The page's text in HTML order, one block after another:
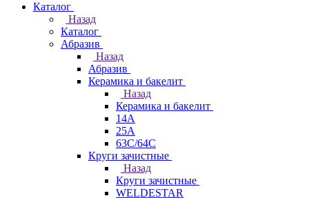
Каталог
Назад
Каталог
Абразив
Назад
Абразив
Керамика и бакелит
Назад
Керамика и бакелит
14А
25А
63С/64С
Круги зачистные
Назад
Круги зачистные
WELDESTAR